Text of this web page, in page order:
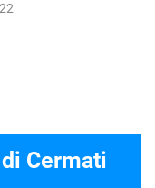
Cermati